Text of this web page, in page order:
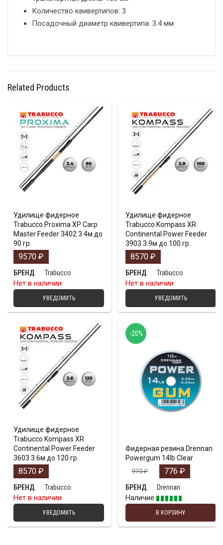
Количество квивертипов: 3
Посадочный диаметр квивертипа: 3.4 мм
Related Products
Удилище фидерное
Trabucco Proxima XP Carp
Master Feeder 3402 3.4м до
90 гр.
9570 ₽
БРЕНД
Trabucco
Нет в наличии
УВЕДОМИТЬ
Удилище фидерное
Trabucco Kompass XR
Continental Power Feeder
3903 3.9м до 100 гр.
8570 ₽
БРЕНД
Trabucco
Нет в наличии
УВЕДОМИТЬ
Удилище фидерное
Trabucco Kompass XR
Continental Power Feeder
3603 3.6м до 120 гр.
8570 ₽
БРЕНД
Trabucco
Нет в наличии
УВЕДОМИТЬ
Фидерная резина Drennan
Powergum 14lb Clear
970₽ 776 ₽
БРЕНД
Drennan
Наличие
В КОРЗИНУ
-20%